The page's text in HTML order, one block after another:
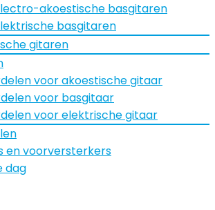
akoestische basgitaren
basgitaren
gitaren
voor akoestische gitaar
voor basgitaar
voor elektrische gitaar
en voorversterkers
dag